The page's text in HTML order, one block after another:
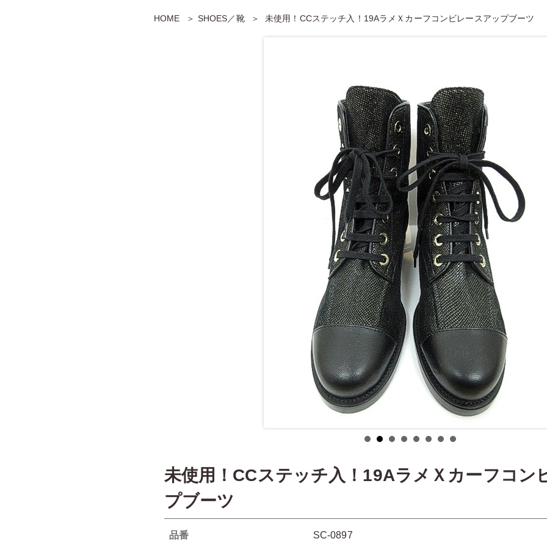
HOME SHOES／靴 未使用！CCステッチ入！19AラメＸカーフコンビレースアップブーツ
未使用！CCステッチ入！19AラメＸカーフコン
プブーツ
品番 SC-0897